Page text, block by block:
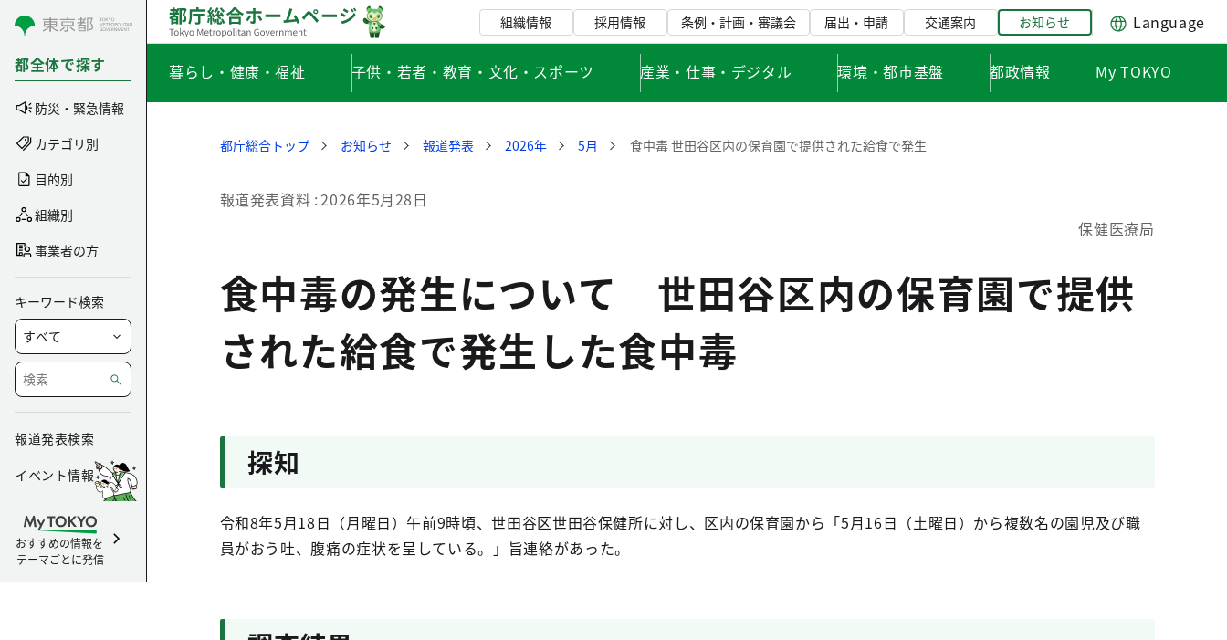
コンテンツにスキップ
都全体で探す
防災・緊急情報
カテゴリ別
目的別
組織別
事業者の方
キーワード検索
報道発表検索
イベント情報
おすすめの情報を
テーマごとに発信
組織情報 採用情報 条例・計画・審議会 届出・申請 交通案内 お知らせ Language
暮らし・健康・福祉 子供・若者・教育・文化・スポーツ 産業・仕事・デジタル 環境・都市基盤 都政情報 My TOKYO
都庁総合トップ お知らせ 報道発表 2026年 5月 食中毒 世田谷区内の保育園で提供された給食で発生
報道発表資料 2026年5月28日
保健医療局
食中毒の発生について 世田谷区内の保育園で提供
された給食で発生した食中毒
探知
令和8年5月18日（月曜日）午前9時頃、世田谷区世田谷保健所に対し、区内の保育園から「5月16日（土曜日）から複数名の園児及び職
員がおう吐、腹痛の症状を呈している。」旨連絡があった。